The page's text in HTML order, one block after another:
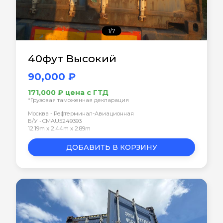
1/7
40фут Высокий
90,000 ₽
171,000 ₽ цена с ГТД
*Грузовая таможенная декларация
Москва - Рефтерминал-Авиационная
Б/У • CMAU5249393
12.19m x 2.44m x 2.89m
ДОБАВИТЬ В КОРЗИНУ